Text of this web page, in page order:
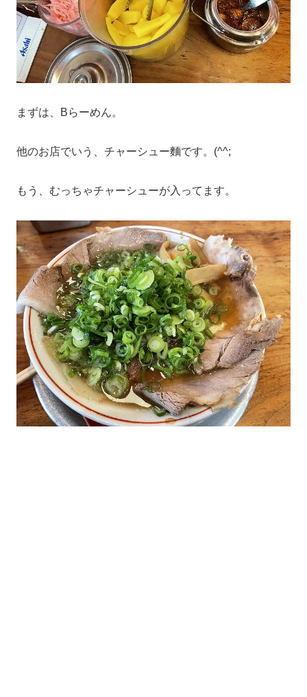
まずは、Bらーめん。
他のお店でいう、チャーシュー麵です。(^^;
もう、むっちゃチャーシューが入ってます。